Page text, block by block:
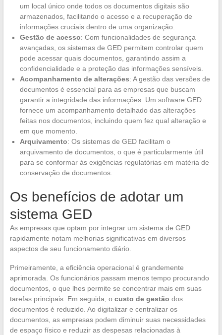
um local único onde todos os documentos digitais são
armazenados, facilitando o acesso e a recuperação de
informações cruciais dentro de uma organização.
Gestão de acesso: Com funcionalidades de segurança
avançadas, os sistemas de GED permitem controlar quem
pode acessar quais documentos, garantindo assim a
confidencialidade e a proteção das informações sensíveis.
Acompanhamento de alterações: A gestão das versões de
documentos é essencial para as empresas que buscam
garantir a integridade das informações. Um software GED
fornece um acompanhamento detalhado das alterações
feitas nos documentos, incluindo quem fez qual alteração e
em que momento.
Arquivamento: Os sistemas de GED facilitam o
arquivamento de documentos, o que é particularmente útil
para se conformar às exigências regulatórias em matéria de
conservação de documentos.
Os benefícios de adotar um
sistema GED
As empresas que optam por integrar um sistema de GED
rapidamente notam melhorias significativas em diversos
aspectos de seu funcionamento diário.
Primeiramente, a eficiência operacional é grandemente
aprimorada. Os funcionários passam menos tempo procurando
documentos, o que lhes permite se concentrar mais em suas
tarefas principais. Em seguida, o custo de gestão dos
documentos é reduzido. Ao digitalizar e centralizar os
documentos, as empresas podem diminuir suas necessidades
de espaço físico e reduzir as despesas relacionadas à